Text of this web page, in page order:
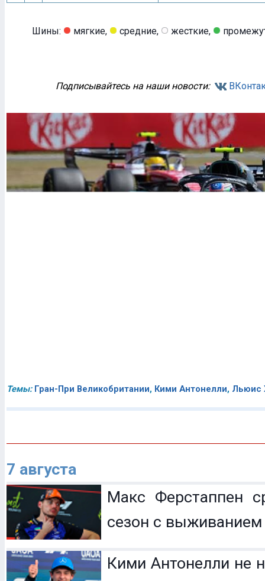
Шины: мягкие, средние, жесткие,
Подписывайтесь на наши новости:
Темы: Гран-При Великобритании, Кими Антонелли, Льюис
7 августа
Макс Ферстаппен
сезон с выживанием
Кими Антонелли не